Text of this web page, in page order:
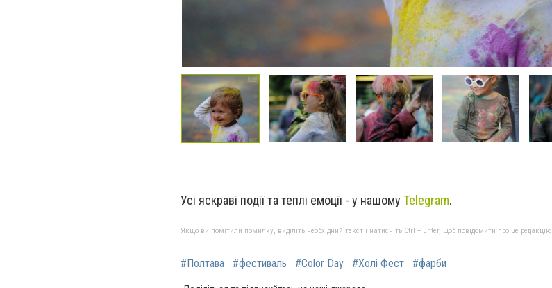
Усі яскраві події та теплі емоції - у нашому Telegram.
Якщо ви помітили помилку, виділіть необхідний текст і натисніть Ctrl + Enter, щоб повідомити про це редакцію
#Полтава #фестиваль #Color Day #Холі Фест #фарби